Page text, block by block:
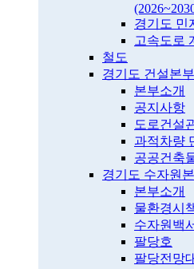
경기도 민
고속도로
철도
경기도 건설본부
본부소개
공지사항
도로건설
과적차량
공공건축
경기도 수자원
본부소개
물환경시
수자원백
팔당호
팔당전망